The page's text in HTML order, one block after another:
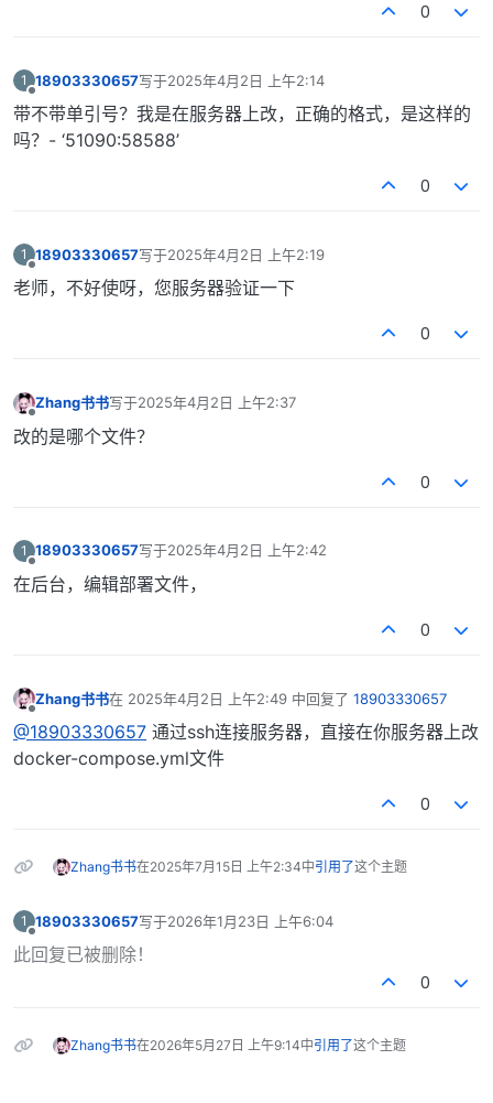
0
1
离线
18903330657写于2025年4月2日 上午2:14
最后由 编辑
带不带单引号？我是在服务器上改，正确的格式，是这样的
吗？- ‘51090:58588’
0
1
离线
18903330657写于2025年4月2日 上午2:19
最后由 编辑
老师，不好使呀，您服务器验证一下
0
Zhang书书写于2025年4月2日 上午2:37
最后由 编辑
改的是哪个文件？
0
1 18903330657写于2025年4月2日 上午2:42
最后由 编辑
在后台，编辑部署文件，
0
Zhang书书在 2025年4月2日 上午2:49 中回复了 18903330657
最后由 编辑
@18903330657 通过ssh连接服务器，直接在你服务器上改
docker-compose.yml文件
0
Zhang书书在2025年7月15日 上午2:34中引用了这个主题
1
离线
18903330657写于2026年1月23日 上午6:04
最后由 编辑
此回复已被删除！
0
Zhang书书在2026年5月27日 上午9:14中引用了这个主题